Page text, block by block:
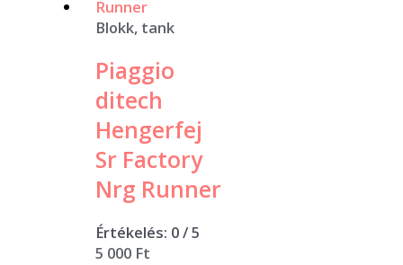
Blokk, tank
Piaggio
ditech
Hengerfej
Sr Factory
Nrg Runner
Értékelés: 0/ 5
5 000 Ft